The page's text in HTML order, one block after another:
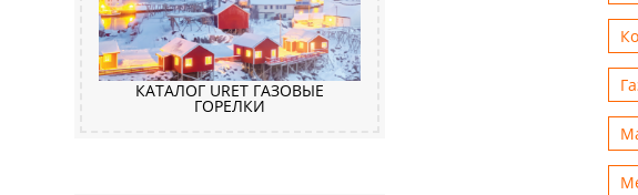
КАТАЛОГ URET ГАЗОВЫЕ
ГОРЕЛКИ